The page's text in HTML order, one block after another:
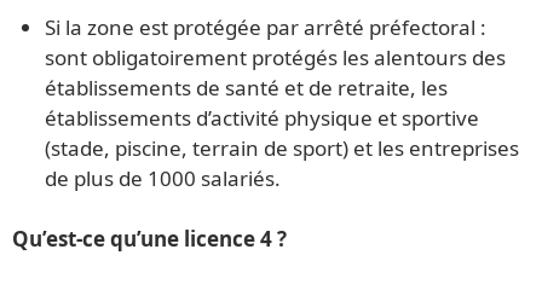
Si la zone est protégée par arrêté préfectoral :
sont obligatoirement protégés les alentours des
établissements de santé et de retraite, les
établissements d’activité physique et sportive
(stade, piscine, terrain de sport) et les entreprises
de plus de 1000 salariés.
Qu’est-ce qu’une licence 4 ?